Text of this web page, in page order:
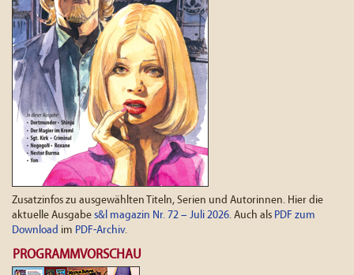
Zusatzinfos zu ausgewählten Titeln, Serien und Autorinnen. Hier die
aktuelle Ausgabe s&l magazin Nr. 72 – Juli 2026. Auch als PDF zum
Download im PDF-Archiv.
PROGRAMMVORSCHAU